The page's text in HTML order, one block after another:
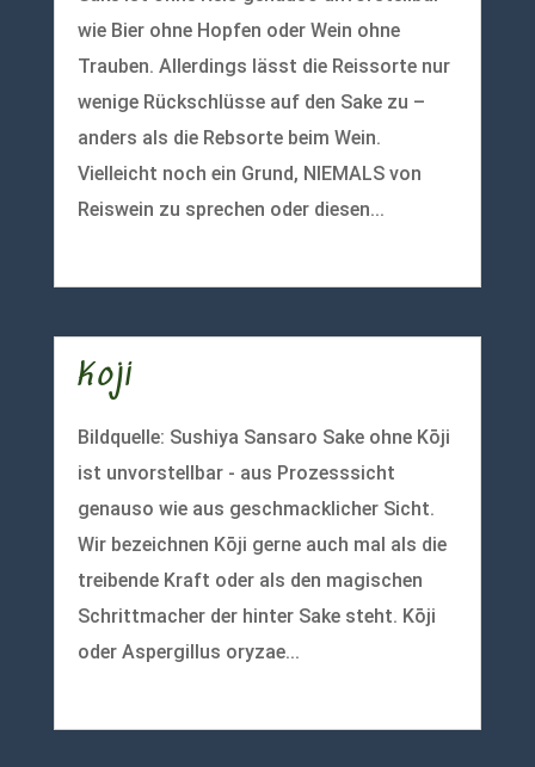
wie Bier ohne Hopfen oder Wein ohne
Trauben. Allerdings lässt die Reissorte nur
wenige Rückschlüsse auf den Sake zu –
anders als die Rebsorte beim Wein.
Vielleicht noch ein Grund, NIEMALS von
Reiswein zu sprechen oder diesen...
Koji
Bildquelle: Sushiya Sansaro Sake ohne Kōji
ist unvorstellbar - aus Prozesssicht
genauso wie aus geschmacklicher Sicht.
Wir bezeichnen Kōji gerne auch mal als die
treibende Kraft oder als den magischen
Schrittmacher der hinter Sake steht. Kōji
oder Aspergillus oryzae...